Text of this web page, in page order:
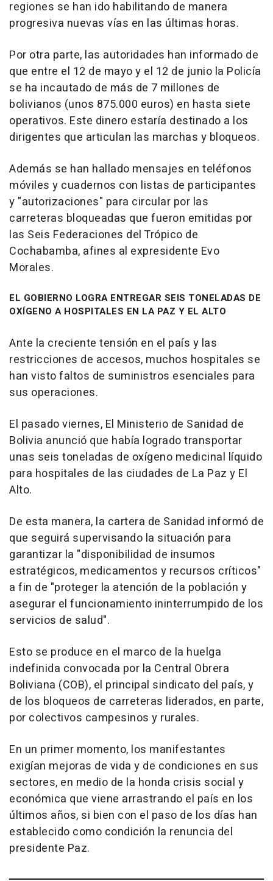
regiones se han ido habilitando de manera
progresiva nuevas vías en las últimas horas.
Por otra parte, las autoridades han informado de
que entre el 12 de mayo y el 12 de junio la Policía
se ha incautado de más de 7 millones de
bolivianos (unos 875.000 euros) en hasta siete
operativos. Este dinero estaría destinado a los
dirigentes que articulan las marchas y bloqueos.
Además se han hallado mensajes en teléfonos
móviles y cuadernos con listas de participantes
y "autorizaciones" para circular por las
carreteras bloqueadas que fueron emitidas por
las Seis Federaciones del Trópico de
Cochabamba, afines al expresidente Evo
Morales.
EL GOBIERNO LOGRA ENTREGAR SEIS TONELADAS DE
OXÍGENO A HOSPITALES EN LA PAZ Y EL ALTO
Ante la creciente tensión en el país y las
restricciones de accesos, muchos hospitales se
han visto faltos de suministros esenciales para
sus operaciones.
El pasado viernes, El Ministerio de Sanidad de
Bolivia anunció que había logrado transportar
unas seis toneladas de oxígeno medicinal líquido
para hospitales de las ciudades de La Paz y El
Alto.
De esta manera, la cartera de Sanidad informó de
que seguirá supervisando la situación para
garantizar la "disponibilidad de insumos
estratégicos, medicamentos y recursos críticos"
a fin de "proteger la atención de la población y
asegurar el funcionamiento ininterrumpido de los
servicios de salud".
Esto se produce en el marco de la huelga
indefinida convocada por la Central Obrera
Boliviana (COB), el principal sindicato del país, y
de los bloqueos de carreteras liderados, en parte,
por colectivos campesinos y rurales.
En un primer momento, los manifestantes
exigían mejoras de vida y de condiciones en sus
sectores, en medio de la honda crisis social y
económica que viene arrastrando el país en los
últimos años, si bien con el paso de los días han
establecido como condición la renuncia del
presidente Paz.